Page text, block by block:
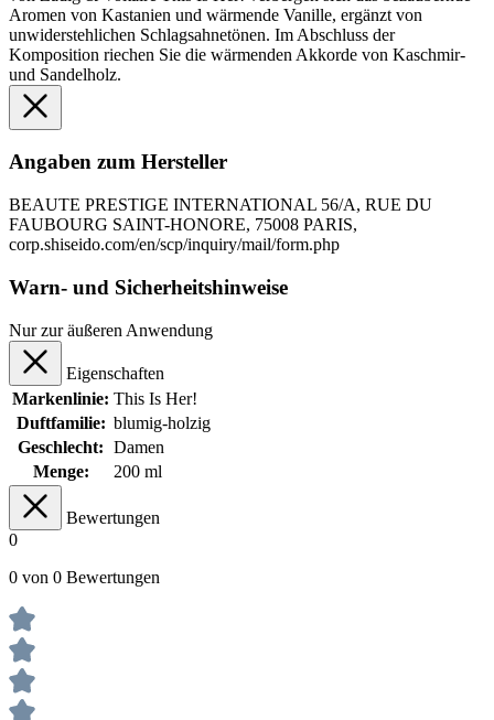
Aromen von Kastanien und wärmende Vanille, ergänzt von
unwiderstehlichen Schlagsahnetönen. Im Abschluss der
Komposition riechen Sie die wärmenden Akkorde von Kaschmir-
und Sandelholz.
Angaben zum Hersteller
BEAUTE PRESTIGE INTERNATIONAL 56/A, RUE DU
FAUBOURG SAINT-HONORE, 75008 PARIS,
corp.shiseido.com/en/scp/inquiry/mail/form.php
Warn- und Sicherheitshinweise
Nur zur äußeren Anwendung
Eigenschaften
Markenlinie: This Is Her!
Duftfamilie: blumig-holzig
Geschlecht: Damen
Menge:
200 ml
Bewertungen
0
0 von 0 Bewertungen